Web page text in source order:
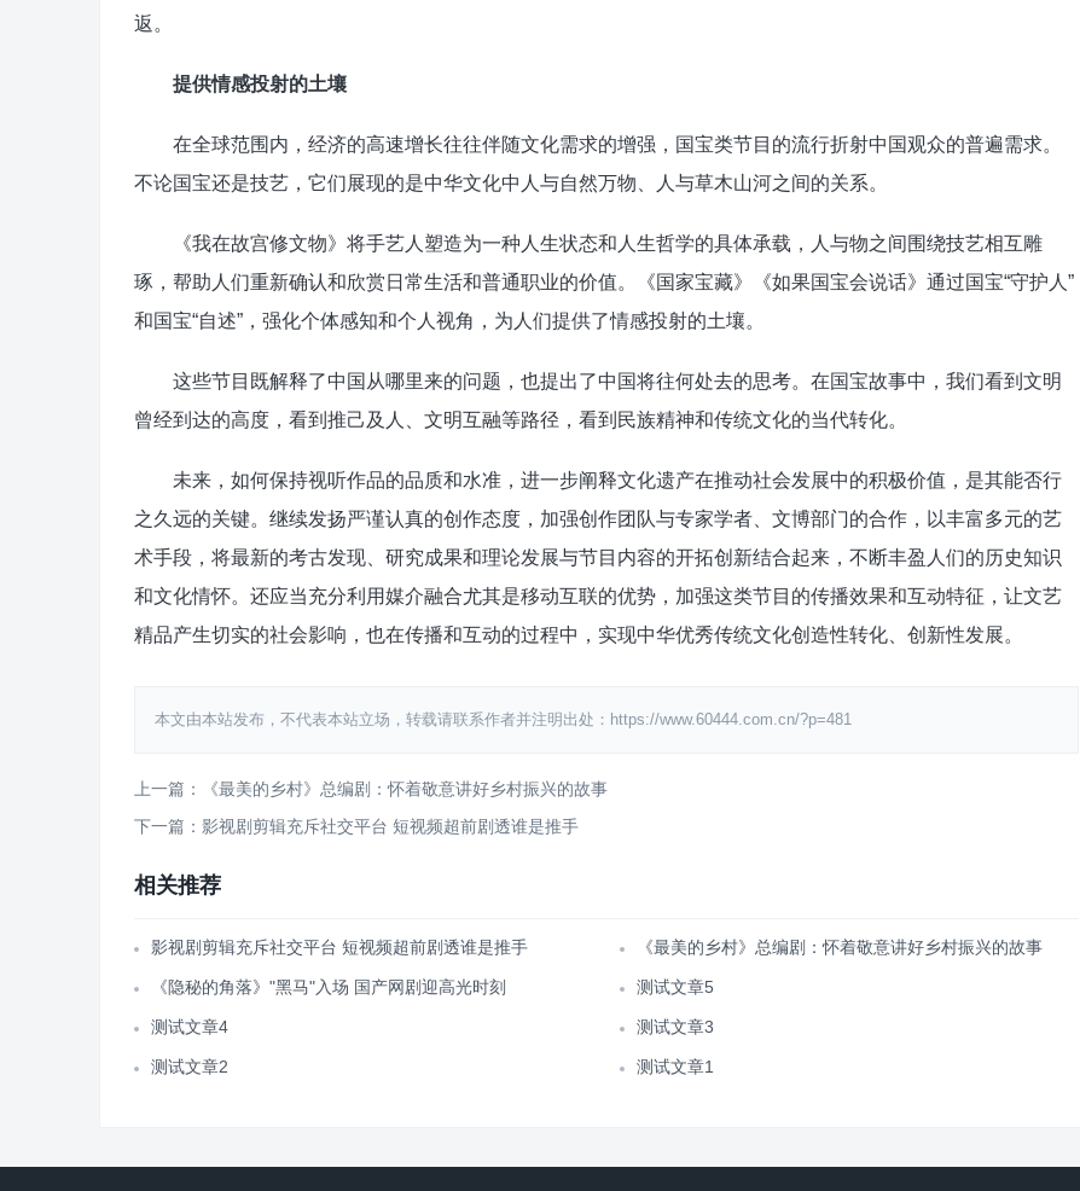
返。
提供情感投射的土壤
在全球范围内，经济的高速增长往往伴随文化需求的增强，国宝类节目的流行折射中国观众的普遍需求。
不论国宝还是技艺，它们展现的是中华文化中人与自然万物、人与草木山河之间的关系。
《我在故宫修文物》将手艺人塑造为一种人生状态和人生哲学的具体承载，人与物之间围绕技艺相互雕
琢，帮助人们重新确认和欣赏日常生活和普通职业的价值。《国家宝藏》《如果国宝会说话》通过国宝“守护人”
和国宝“自述”，强化个体感知和个人视角，为人们提供了情感投射的土壤。
这些节目既解释了中国从哪里来的问题，也提出了中国将往何处去的思考。在国宝故事中，我们看到文明
曾经到达的高度，看到推己及人、文明互融等路径，看到民族精神和传统文化的当代转化。
未来，如何保持视听作品的品质和水准，进一步阐释文化遗产在推动社会发展中的积极价值，是其能否行
之久远的关键。继续发扬严谨认真的创作态度，加强创作团队与专家学者、文博部门的合作，以丰富多元的艺
术手段，将最新的考古发现、研究成果和理论发展与节目内容的开拓创新结合起来，不断丰盈人们的历史知识
和文化情怀。还应当充分利用媒介融合尤其是移动互联的优势，加强这类节目的传播效果和互动特征，让文艺
精品产生切实的社会影响，也在传播和互动的过程中，实现中华优秀传统文化创造性转化、创新性发展。
本文由本站发布，不代表本站立场，转载请联系作者并注明出处：https://www.60444.com.cn/?p=481
上一篇：《最美的乡村》总编剧：怀着敬意讲好乡村振兴的故事
下一篇：影视剧剪辑充斥社交平台 短视频超前剧透谁是推手
相关推荐
影视剧剪辑充斥社交平台 短视频超前剧透谁是推手 《最美的乡村》总编剧：怀着敬意讲好乡村振兴的故事
《隐秘的角落》"黑马"入场 国产网剧迎高光时刻 测试文章5
测试文章4 测试文章3
测试文章2 测试文章1